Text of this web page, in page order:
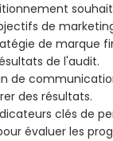
de
de marque
de l'audit.
de
des résultats.
clés de
évaluer les